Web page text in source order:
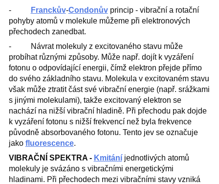
‐
Franckův-Condonůvprincip - vibrační a rotační
pohyby atomů v molekule můžeme při elektronových
přechodech zanedbat.
‐ Návrat molekuly z excitovaného stavu může
probíhat různými způsoby. Může např. dojít k vyzáření
fotonu o odpovídající energii, čímž elektron přejde přímo
do svého základního stavu. Molekula v excitovaném stavu
však může ztratit část své vibrační energie (např. srážkami
s jinými molekulami), takže excitovaný elektron se
nachází na nižší vibrační hladině. Při přechodu pak dojde
k vyzáření fotonu s nižší frekvencí než byla frekvence
původně absorbovaného fotonu. Tento jev se označuje
jako fluorescence.
VIBRAČNÍ SPEKTRA - Kmitáníjednotlivých atomů
molekuly je svázáno s vibračními energetickými
hladinami. Při přechodech mezi vibračními stavy vzniká